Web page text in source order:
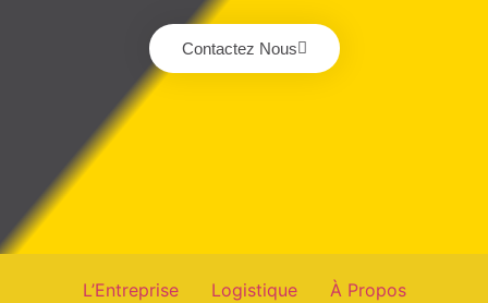
Contactez Nous
L’Entreprise Logistique
À Propos